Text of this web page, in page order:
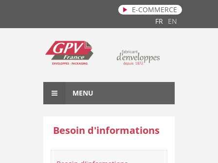
E-COMMERCE
FR
EN
MENU
Besoin d'informations